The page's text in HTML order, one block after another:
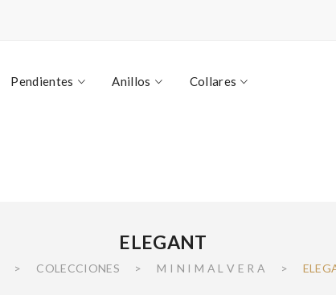
Pendientes Anillos Collares
ELEGANT
> COLECCIONES > M I N I M A L V E R A >